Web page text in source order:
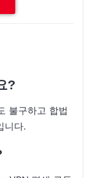
?
불구하고 합법
니다.